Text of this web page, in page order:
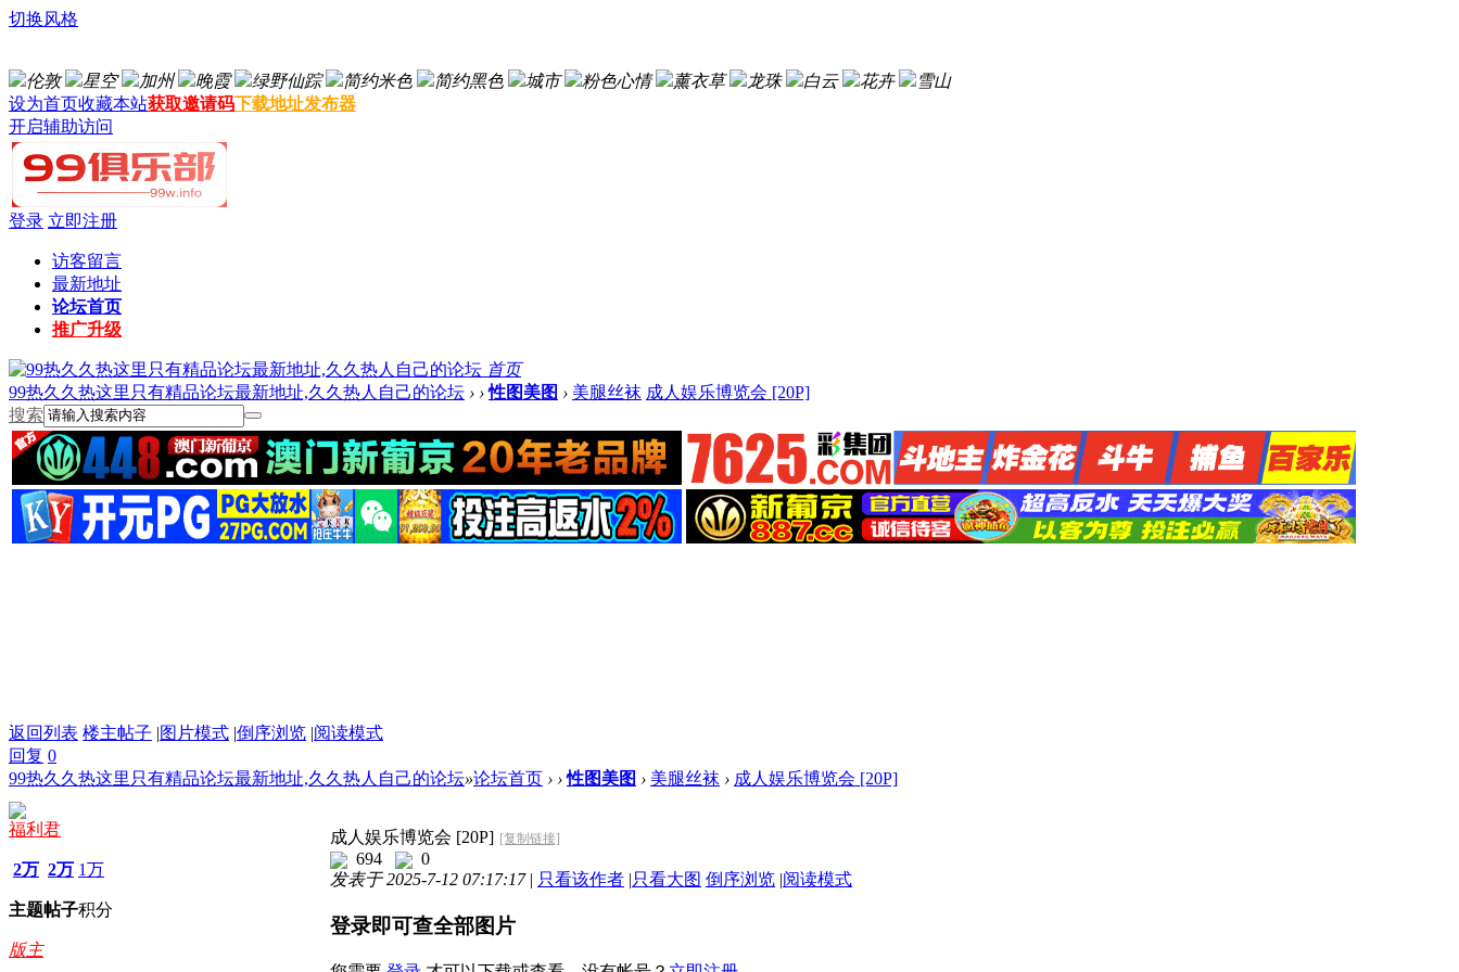
切换风格
伦敦 星空 加州 晚霞 绿野仙踪 简约米色 简约黑色 城市 粉色心情 薰衣草 龙珠 白云 花卉
雪山
设为首页收藏本站获取邀请码下载地址发布器
开启辅助访问
登录 立即注册
访客留言
最新地址
论坛首页
推广升级
首页
99热久久热这里只有精品论坛最新地址,久久热人自己的论坛 › › 性图美图 › 美腿丝袜 成人娱乐博览会 [20P]
搜索
返回列表 楼主帖子 |图片模式 |倒序浏览 |阅读模式
回复 0
99热久久热这里只有精品论坛最新地址,久久热人自己的论坛»论坛首页 › › 性图美图 › 美腿丝袜 › 成人娱乐博览会 [20P]
福利君
2万
主题
2万
帖子
1万
积分
版主
成人娱乐博览会 [20P] [复制链接]
694
0
发表于 2025-7-12 07:17:17 | 只看该作者 |只看大图 倒序浏览 |阅读模式
登录即可查全部图片